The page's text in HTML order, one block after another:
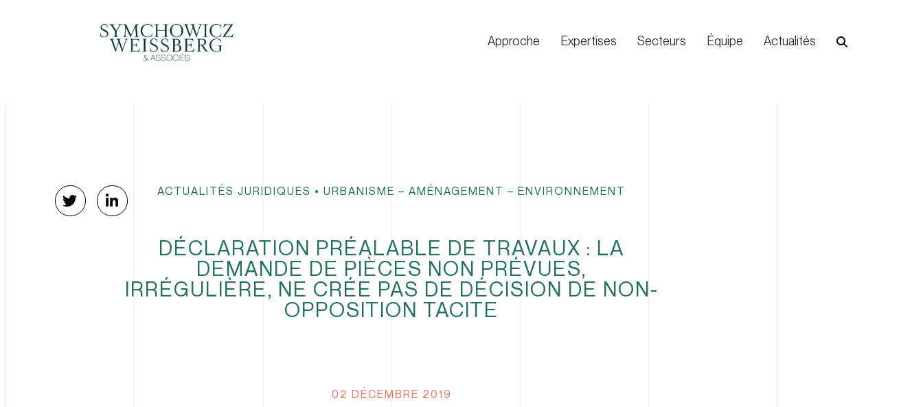
Approche Expertises Secteurs Équipe Actualités
ACTUALITÉS JURIDIQUES • URBANISME – AMÉNAGEMENT – ENVIRONNEMENT
DÉCLARATION PRÉALABLE DE TRAVAUX : LA
DEMANDE DE PIÈCES NON PRÉVUES,
IRRÉGULIÈRE, NE CRÉE PAS DE DÉCISION DE NON-
OPPOSITION TACITE
02 DÉCEMBRE 2019